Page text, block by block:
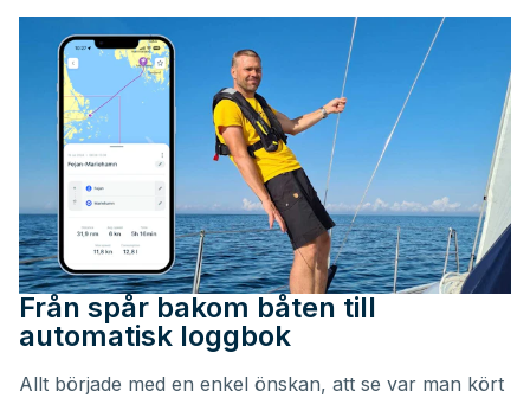
Från spår bakom båten till
automatisk loggbok
Allt började med en enkel önskan, att se var man kört